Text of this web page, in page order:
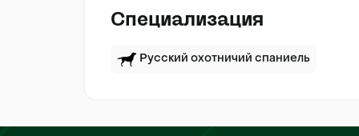
Специализация
Русский охотничий спаниель